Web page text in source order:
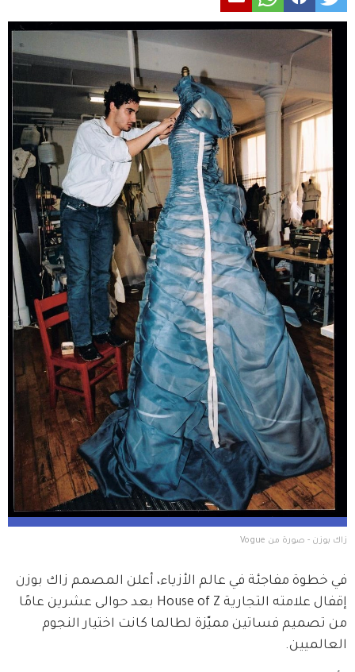
زاك بوزن - صورة من Vogue
في خطوة مفاجئة في عالم الأزياء، أعلن المصمم زاك بوزن
إقفال علامته التجارية House of Z بعد حوالى عشرين عامًا
من تصميم فساتين مميّزة لطالما كانت اختيار النجوم
العالميين.